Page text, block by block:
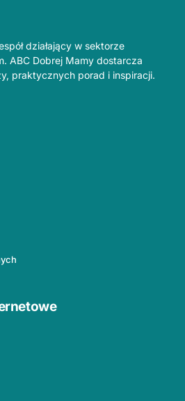
działający w sektorze
ABC Dobrej Mamy dostarcza
praktycznych porad i inspiracji.